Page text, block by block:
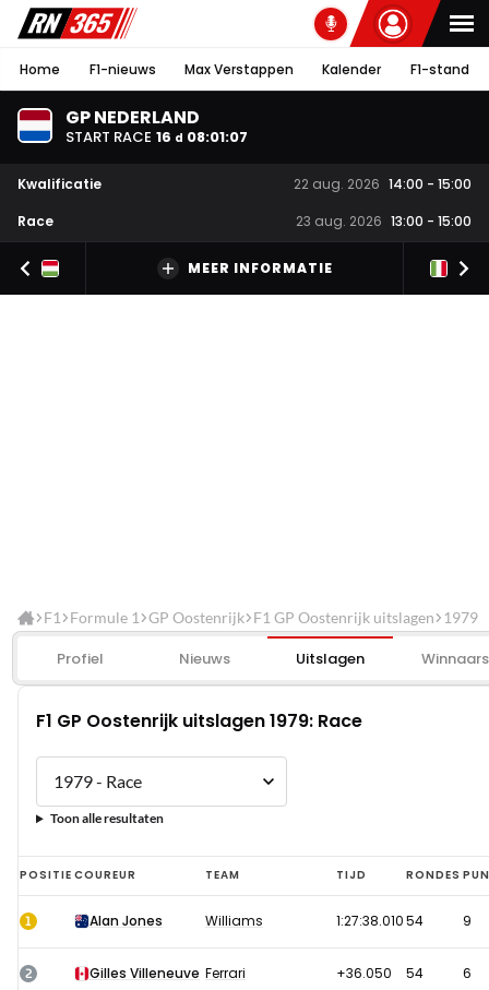
Home F1-nieuws Max Verstappen Kalender F1-stand
GP NEDERLAND
START RACE 16 d 08:01:07
Kwalificatie 22 aug. 2026 14:00 - 15:00
Race
23 aug. 2026 13:00 - 15:00
MEER INFORMATIE
F1 Formule 1 GP Oostenrijk F1 GP Oostenrijk uitslagen 1979
Profiel Nieuws Uitslagen Winnaars
F1 GP Oostenrijk uitslagen 1979: Race
Toon alle resultaten
F1
GP
Oostenrijk
uitslagen
POSITIE COUREUR TEAM TIJD RONDES
1 Alan Jones Williams 1:27:38.01054 9
2 Gilles Villeneuve Ferrari +36.050 54 6